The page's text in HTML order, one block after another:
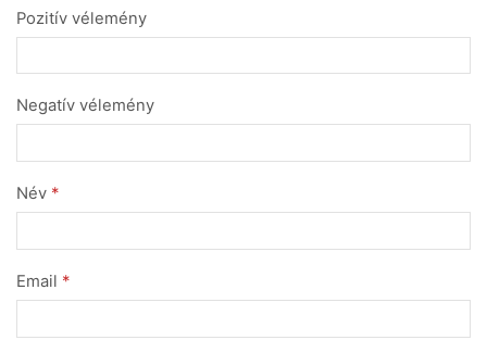
Pozitív vélemény
Negatív vélemény
Név *
Email *